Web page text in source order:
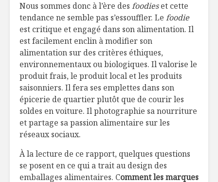
Nous sommes donc à l’ère des foodieset cette
tendance ne semble pas s’essouffler. Le foodie
est critique et engagé dans son alimentation. Il
est facilement enclin à modifier son
alimentation sur des critères éthiques,
environnementaux ou biologiques. Il valorise le
produit frais, le produit local et les produits
saisonniers. Il fera ses emplettes dans son
épicerie de quartier plutôt que de courir les
soldes en voiture. Il photographie sa nourriture
et partage sa passion alimentaire sur les
réseaux sociaux.
À la lecture de ce rapport, quelques questions
se posent en ce qui a trait au design des
emballages alimentaires. Comment les marques